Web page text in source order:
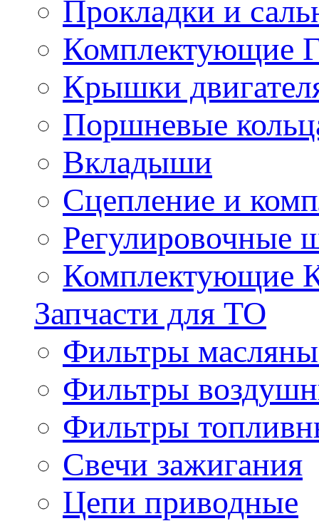
Прокладки и
Комплектующие
Крышки
Поршневые
Вкладыши
Сцепление и
Регулировочные
Комплектующие
Запчасти для ТО
Фильтры
Фильтры
Фильтры
Свечи зажигания
Цепи приводные